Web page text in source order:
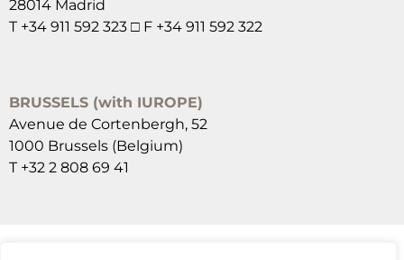
28014 Madrid
T +34 911 592 323 □ F +34 911 592 322
BRUSSELS (with IUROPE)
Avenue de Cortenbergh, 52
1000 Brussels (Belgium)
T +32 2 808 69 41